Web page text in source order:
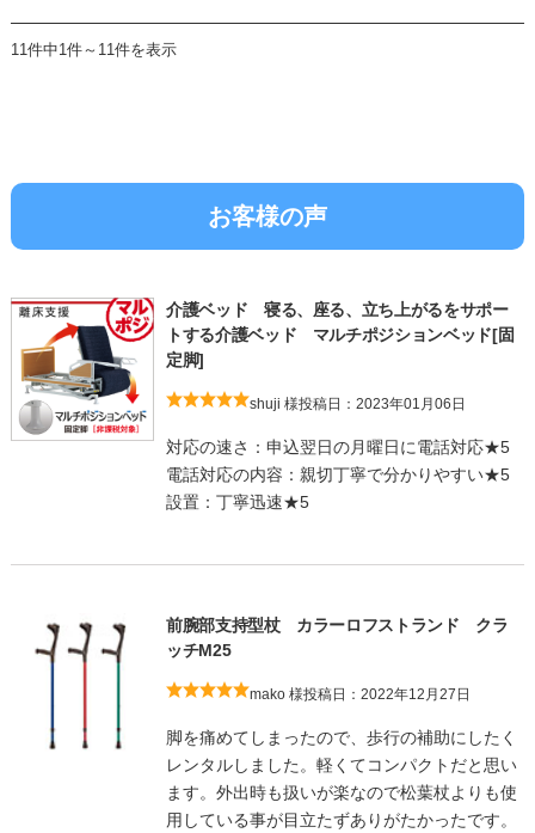
11件中1件～11件を表示
お客様の声
介護ベッド 寝る、座る、立ち上がるをサポー
トする介護ベッド マルチポジションベッド[固
定脚]
shuji 様投稿日：2023年01月06日
対応の速さ：申込翌日の月曜日に電話対応★5
電話対応の内容：親切丁寧で分かりやすい★5
設置：丁寧迅速★5
前腕部支持型杖 カラーロフストランド クラ
ッチM25
mako 様投稿日：2022年12月27日
脚を痛めてしまったので、歩行の補助にしたく
レンタルしました。軽くてコンパクトだと思い
ます。外出時も扱いが楽なので松葉杖よりも使
用している事が目立たずありがたかったです。